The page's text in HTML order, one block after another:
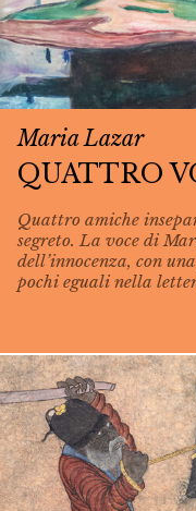
Maria Lazar
QUATTRO
Quattro amiche
segreto. La voce di
dell’innocenza, con
pochi eguali nella